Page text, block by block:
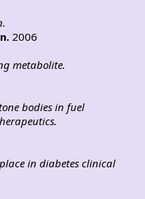
2006
metabolite.
bodies in fuel
in diabetes clinical